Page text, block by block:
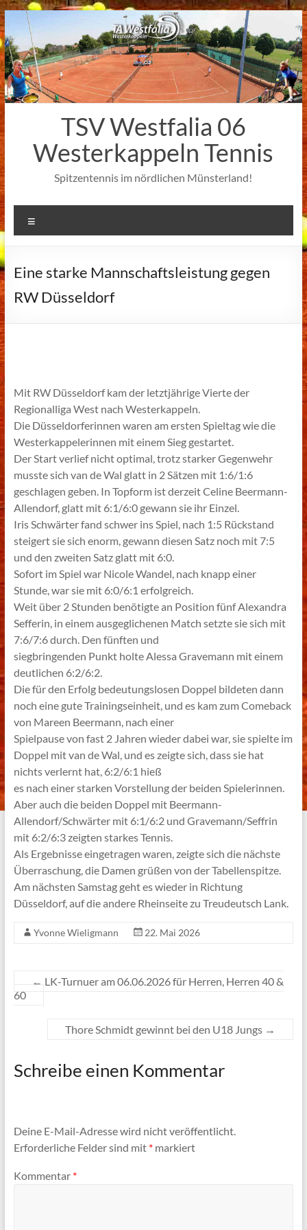
Zum
Inhalt
springen
TSV Westfalia 06
Westerkappeln Tennis
Spitzentennis im nördlichen Münsterland!
Eine starke Mannschaftsleistung gegen
RW Düsseldorf
Mit RW Düsseldorf kam der letztjährige Vierte der
Regionalliga West nach Westerkappeln.
Die Düsseldorferinnen waren am ersten Spieltag wie die
Westerkappelerinnen mit einem Sieg gestartet.
Der Start verlief nicht optimal, trotz starker Gegenwehr
musste sich van de Wal glatt in 2 Sätzen mit 1:6/1:6
geschlagen geben. In Topform ist derzeit Celine Beermann-
Allendorf, glatt mit 6:1/6:0 gewann sie ihr Einzel.
Iris Schwärter fand schwer ins Spiel, nach 1:5 Rückstand
steigert sie sich enorm, gewann diesen Satz noch mit 7:5
und den zweiten Satz glatt mit 6:0.
Sofort im Spiel war Nicole Wandel, nach knapp einer
Stunde, war sie mit 6:0/6:1 erfolgreich.
Weit über 2 Stunden benötigte an Position fünf Alexandra
Sefferin, in einem ausgeglichenen Match setzte sie sich mit
7:6/7:6 durch. Den fünften und
siegbringenden Punkt holte Alessa Gravemann mit einem
deutlichen 6:2/6:2.
Die für den Erfolg bedeutungslosen Doppel bildeten dann
noch eine gute Trainingseinheit, und es kam zum Comeback
von Mareen Beermann, nach einer
Spielpause von fast 2 Jahren wieder dabei war, sie spielte im
Doppel mit van de Wal, und es zeigte sich, dass sie hat
nichts verlernt hat, 6:2/6:1 hieß
es nach einer starken Vorstellung der beiden Spielerinnen.
Aber auch die beiden Doppel mit Beermann-
Allendorf/Schwärter mit 6:1/6:2 und Gravemann/Seffrin
mit 6:2/6:3 zeigten starkes Tennis.
Als Ergebnisse eingetragen waren, zeigte sich die nächste
Überraschung, die Damen grüßen von der Tabellenspitze.
Am nächsten Samstag geht es wieder in Richtung
Düsseldorf, auf die andere Rheinseite zu Treudeutsch Lank.
Yvonne Wieligmann 22. Mai 2026
← LK-Turnuer am 06.06.2026 für Herren, Herren 40 &
60
Thore Schmidt gewinnt bei den U18 Jungs →
Schreibe einen Kommentar
Deine E-Mail-Adresse wird nicht veröffentlicht.
Erforderliche Felder sind mit *markiert
Kommentar *